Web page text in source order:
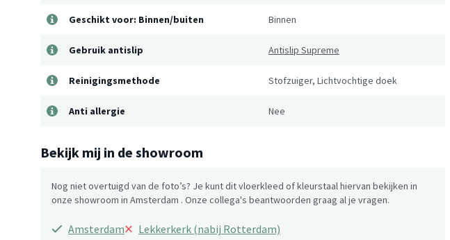
Geschikt voor: Binnen/buiten Binnen
Gebruik antislip Antislip Supreme
Reinigingsmethode Stofzuiger, Lichtvochtige doek
Anti allergie Nee
Bekijk mij in de showroom
Nog niet overtuigd van de foto’s? Je kunt dit vloerkleed of kleurstaal hiervan bekijken in
onze showroom in Amsterdam . Onze collega's beantwoorden graag al je vragen.
Amsterdam× Lekkerkerk (nabij Rotterdam)